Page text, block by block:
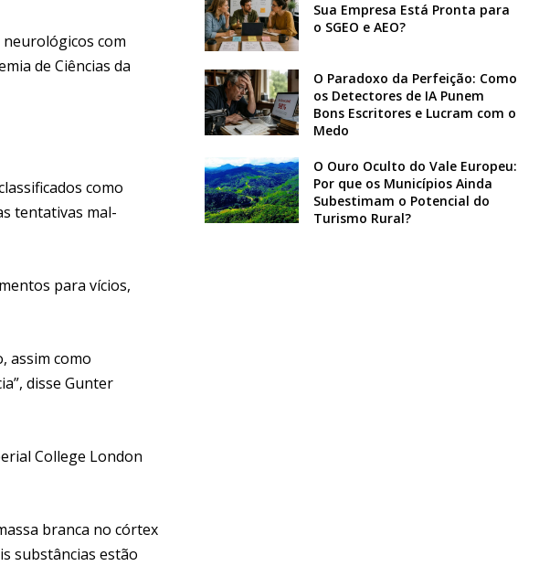
com
de Ciências da
como
tentativas mal-
para vícios,
assim como
disse Gunter
College London
branca no córtex
substâncias estão
Sua Empresa Está Pronta para
o SGEO e AEO?
O Paradoxo da Perfeição: Como
os Detectores de IA Punem
Bons Escritores e Lucram com o
Medo
O Ouro Oculto do Vale Europeu:
Por que os Municípios Ainda
Subestimam o Potencial do
Turismo Rural?